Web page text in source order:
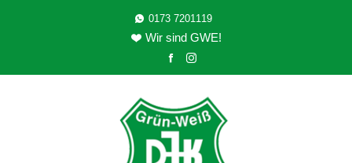
0173 7201119
Wir sind GWE!